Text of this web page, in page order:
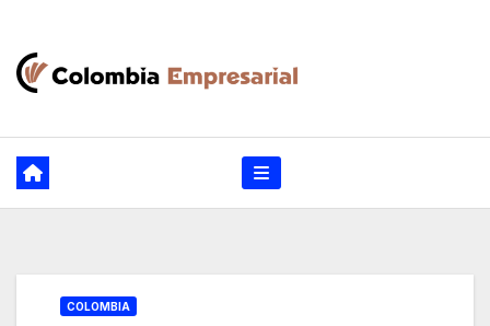
contenido
COLOMBIA